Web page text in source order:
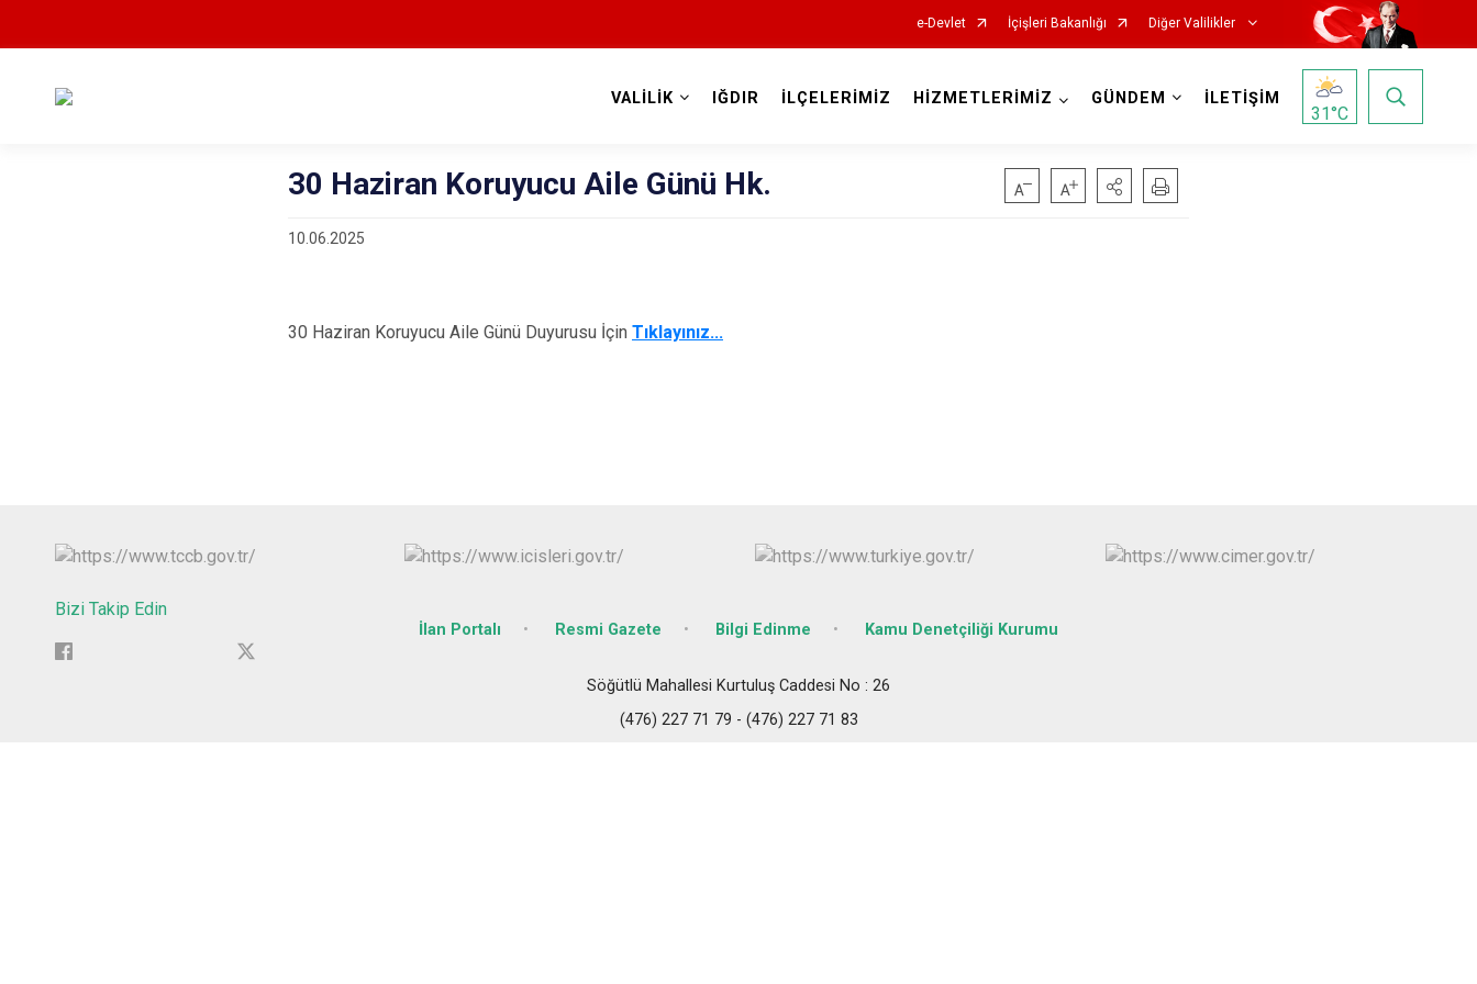
e-Devlet İçişleri Bakanlığı Diğer Valilikler
VALİLİK IĞDIR İLÇELERİMİZ HİZMETLERİMİZ GÜNDEM İLETİŞİM
31°C
30 Haziran Koruyucu Aile Günü Hk.
10.06.2025
30 Haziran Koruyucu Aile Günü Duyurusu İçin Tıklayınız...
Bizi Takip Edin
İlan Portalı Resmi Gazete Bilgi Edinme Kamu Denetçiliği Kurumu
Söğütlü Mahallesi Kurtuluş Caddesi No : 26
(476) 227 71 79 - (476) 227 71 83